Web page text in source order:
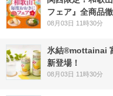
フェア』全商品
08月03日 11時30分
氷結®mottainai
新登場！
08月03日 11時30分